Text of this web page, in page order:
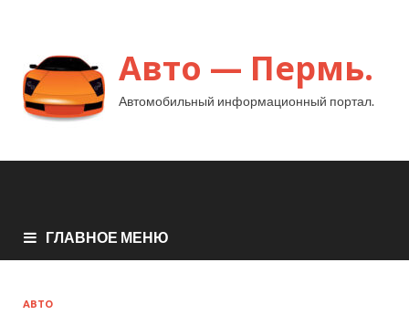
Авто — Пермь.
Автомобильный информационный портал.
ГЛАВНОЕ МЕНЮ
АВТО